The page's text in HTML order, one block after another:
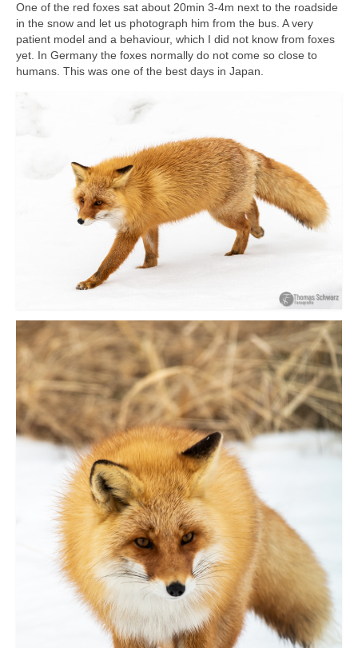
One of the red foxes sat about 20min 3-4m next to the roadside
in the snow and let us photograph him from the bus. A very
patient model and a behaviour, which I did not know from foxes
yet. In Germany the foxes normally do not come so close to
humans. This was one of the best days in Japan.